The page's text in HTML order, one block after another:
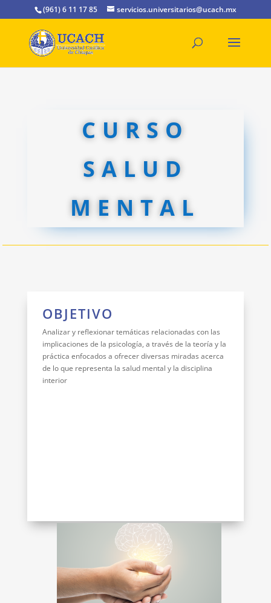
(961) 6 11 17 85 servicios.universitarios@ucach.mx
CURSO
SALUD
MENTAL
OBJETIVO
Analizar y reflexionar temáticas relacionadas con las
implicaciones de la psicología, a través de la teoría y la
práctica enfocados a ofrecer diversas miradas acerca
de lo que representa la salud mental y la disciplina
interior